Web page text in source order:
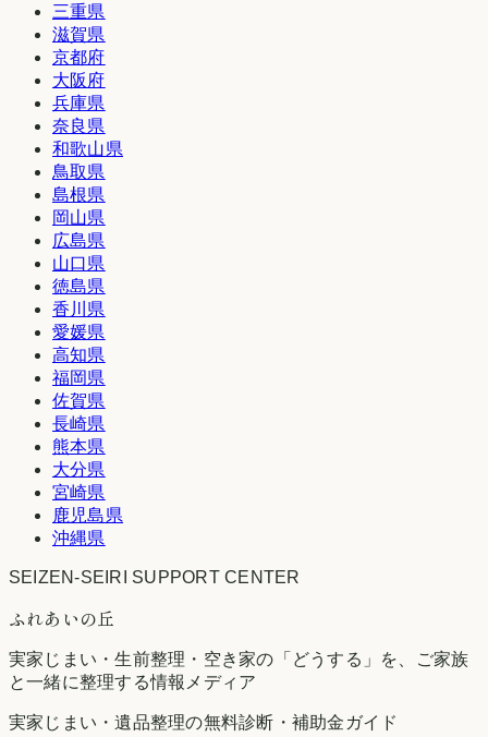
三重県
滋賀県
京都府
大阪府
兵庫県
奈良県
和歌山県
鳥取県
島根県
岡山県
広島県
山口県
徳島県
香川県
愛媛県
高知県
福岡県
佐賀県
長崎県
熊本県
大分県
宮崎県
鹿児島県
沖縄県
SEIZEN-SEIRI SUPPORT CENTER
ふれあいの丘
実家じまい・生前整理・空き家の「どうする」を、ご家族
と一緒に整理する情報メディア
実家じまい・遺品整理の無料診断・補助金ガイド